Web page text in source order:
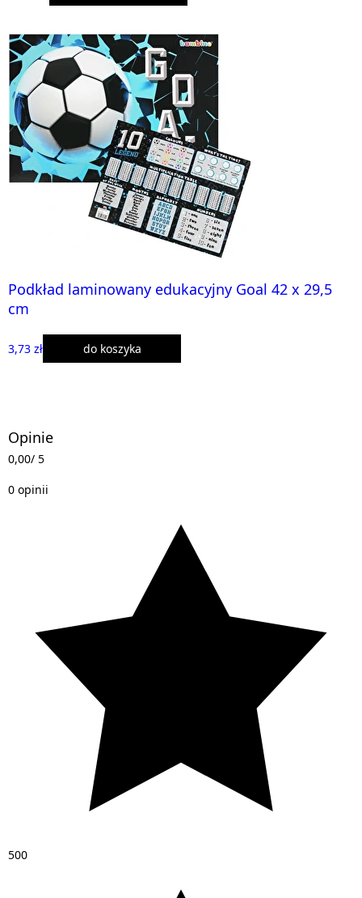
Podkład laminowany edukacyjny Goal 42 x 29,5
cm
3,73 zł do koszyka
Opinie
0,00/ 5
0 opinii
500